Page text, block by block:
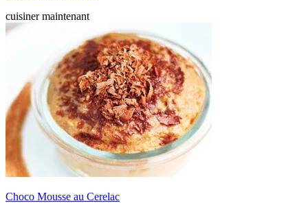
cuisiner maintenant
Choco Mousse au Cerelac